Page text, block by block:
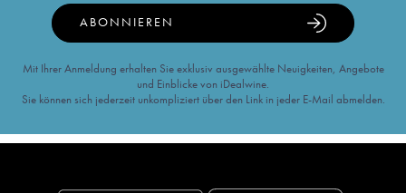
ABONNIEREN
Mit Ihrer Anmeldung erhalten Sie exklusiv ausgewählte Neuigkeiten, Angebote
und Einblicke von iDealwine.
Sie können sich jederzeit unkompliziert über den Link in jeder E-Mail abmelden.